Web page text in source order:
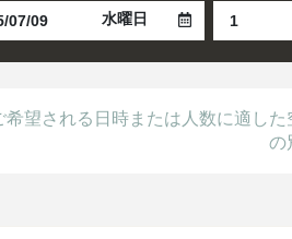
水曜日
希望される日時または人数に適し
の